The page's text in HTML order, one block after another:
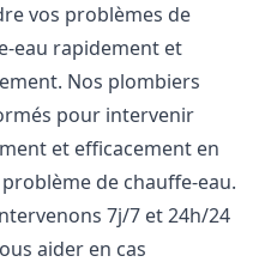
vos problèmes de
eau rapidement et
Nos plombiers
pour intervenir
et efficacement en
problème de chauffe-eau.
7j/7 et 24h/24
aider en cas